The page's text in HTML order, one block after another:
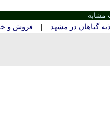
مشابه
گیاهان در مشهد | فروش و